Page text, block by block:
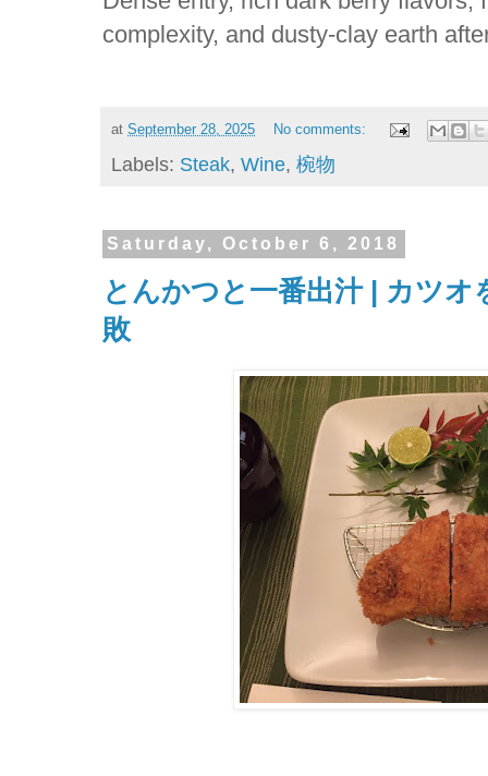
complexity, and dusty-clay earth
at September 28, 2025 No comments:
Labels: Steak, Wine, 椀物
Saturday, October 6, 2018
とんかつと一番出汁 | カツ
敗